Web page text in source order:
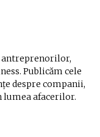
antreprenorilor,
Publicăm cele
despre companii,
lumea afacerilor.